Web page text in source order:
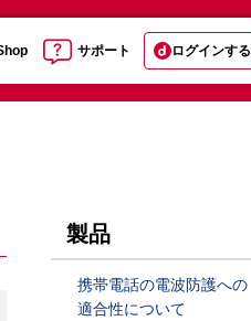
サポート ログインする
製品
携帯電話の電波防護への
適合性について